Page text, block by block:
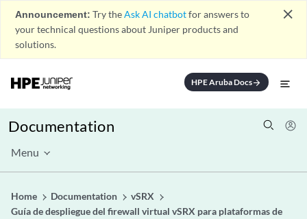
Announcement: Try theAsk AI chatbotfor answers to
your technical questions about Juniper products and
solutions.
close
HPE Aruba Docsarrow_forward
Documentation
Menu
Home Documentation
vSRX
Guía de despliegue del firewall virtual vSRX para plataformas de